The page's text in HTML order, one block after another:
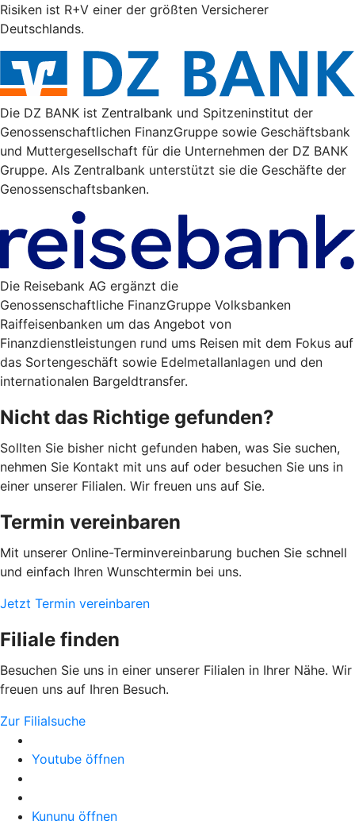
Risiken ist R+V einer der größten Versicherer
Deutschlands.
Die DZ BANK ist Zentralbank und Spitzeninstitut der
Genossenschaftlichen FinanzGruppe sowie Geschäftsbank
und Muttergesellschaft für die Unternehmen der DZ BANK
Gruppe. Als Zentralbank unterstützt sie die Geschäfte der
Genossenschaftsbanken.
Die Reisebank AG ergänzt die
Genossenschaftliche FinanzGruppe Volksbanken
Raiffeisenbanken um das Angebot von
Finanzdienstleistungen rund ums Reisen mit dem Fokus auf
das Sortengeschäft sowie Edelmetallanlagen und den
internationalen Bargeldtransfer.
Nicht das Richtige gefunden?
Sollten Sie bisher nicht gefunden haben, was Sie suchen,
nehmen Sie Kontakt mit uns auf oder besuchen Sie uns in
einer unserer Filialen. Wir freuen uns auf Sie.
Termin vereinbaren
Mit unserer Online-Terminvereinbarung buchen Sie schnell
und einfach Ihren Wunschtermin bei uns.
Jetzt Termin vereinbaren
Filiale finden
Besuchen Sie uns in einer unserer Filialen in Ihrer Nähe. Wir
freuen uns auf Ihren Besuch.
Zur Filialsuche
Youtube öffnen
Kununu öffnen